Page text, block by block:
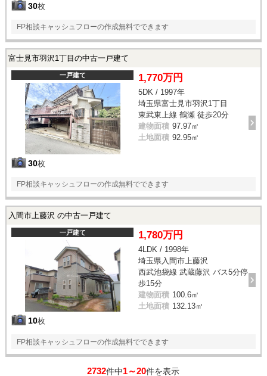
30枚
FP相談キャッシュフローの作成無料でできます
富士見市羽沢1丁目の中古一戸建て
一戸建て
30枚
1,770万円
5DK / 1997年
埼玉県富士見市羽沢1丁目
東武東上線 鶴瀬 徒歩20分
建物面積 97.97㎡
土地面積 92.95㎡
FP相談キャッシュフローの作成無料でできます
入間市上藤沢 の中古一戸建て
一戸建て
10枚
1,780万円
4LDK / 1998年
埼玉県入間市上藤沢
西武池袋線 武蔵藤沢 バス5分停
歩15分
建物面積 100.6㎡
土地面積 132.13㎡
FP相談キャッシュフローの作成無料でできます
2732件中1～20件を表示